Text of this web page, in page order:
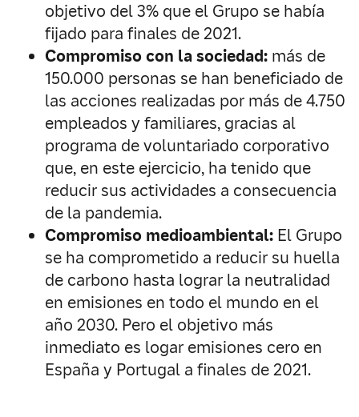
objetivo del 3% que el Grupo se había
fijado para finales de 2021.
Compromiso con la sociedad: más de
150.000 personas se han beneficiado de
las acciones realizadas por más de 4.750
empleados y familiares, gracias al
programa de voluntariado corporativo
que, en este ejercicio, ha tenido que
reducir sus actividades a consecuencia
de la pandemia.
Compromiso medioambiental: El Grupo
se ha comprometido a reducir su huella
de carbono hasta lograr la neutralidad
en emisiones en todo el mundo en el
año 2030. Pero el objetivo más
inmediato es logar emisiones cero en
España y Portugal a finales de 2021.